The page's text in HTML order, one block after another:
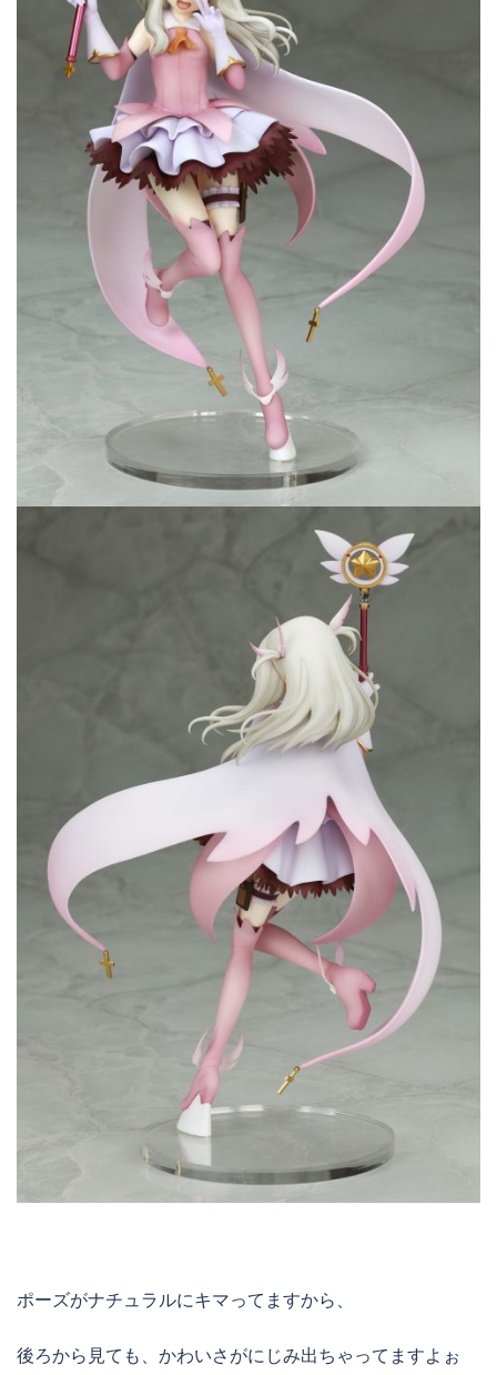
ポーズがナチュラルにキマってますから、
後ろから見ても、かわいさがにじみ出ちゃってますよぉ